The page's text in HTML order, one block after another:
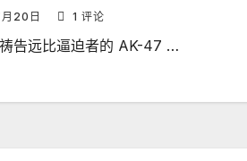
20日 1 评论
告远比逼迫者的 AK-47 …